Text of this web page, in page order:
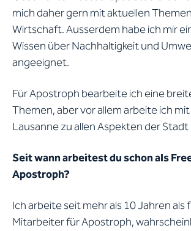
mich daher gern mit aktuellen
Wirtschaft. Ausserdem habe ich mir
Wissen über Nachhaltigkeit und
angeeignet.
Für Apostroph bearbeite ich eine
Themen, aber vor allem arbeite ich
Lausanne zu allen Aspekten der Stadt
Seit wann arbeitest du schon als
Apostroph?
Ich arbeite seit mehr als 10 Jahren als
Mitarbeiter für Apostroph,